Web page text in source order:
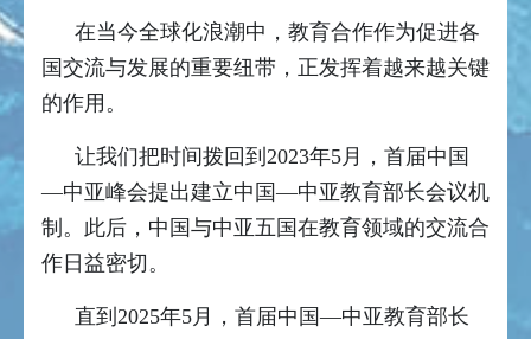
在当今全球化浪潮中，教育合作作为促进各
国交流与发展的重要纽带，正发挥着越来越关键
的作用。
让我们把时间拨回到2023年5月，首届中国
—中亚峰会提出建立中国—中亚教育部长会议机
制。此后，中国与中亚五国在教育领域的交流合
作日益密切。
直到2025年5月，首届中国—中亚教育部长